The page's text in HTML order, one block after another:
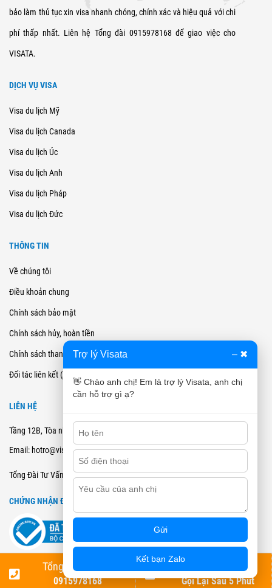
bảo làm thủ tục xin visa nhanh chóng, chính xác và hiệu quả với chi
phí thấp nhất. Liên hệ Tổng đài 0915978168 để giao việc cho
VISATA.
DỊCH VỤ VISA
Visa du lịch Mỹ
Visa du lịch Canada
Visa du lịch Úc
Visa du lịch Anh
Visa du lịch Pháp
Visa du lịch Đức
THÔNG TIN
Về chúng tôi
Điều khoản chung
Chính sách bảo mật
Chính sách hủy, hoàn tiền
Chính sách thanh toán
Đối tác liên kết (Affiliate)
LIÊN HỆ
Tầng 12B, Tòa nhà Cienco4 - 180 Nguyễn Thị Minh Khai, Quận 3, TPHCM
Email: hotro@visata.vn
Tổng Đài Tư Vấn: 0915978168
CHỨNG NHẬN ĐĂNG KÝ BCT
Đơn vị chủ quản: Công Ty Cổ Phần VISATA. Copyright 2021 VISATA | All Rights Reserved
Trợ lý Visata – ✖
👋 Chào anh chị! Em là trợ lý Visata, anh chị
cần hỗ trợ gì ạ?
Gửi
Kết bạn Zalo
Tổng Đài Tư Vấn
0915978168
Đặt Lịch Tư Vấn
Gọi Lại Sau 5 Phút